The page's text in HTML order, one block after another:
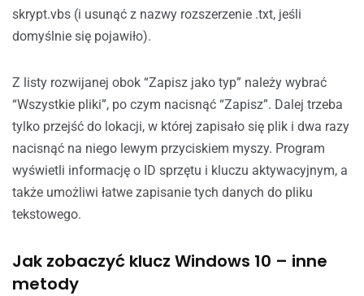
skrypt.vbs (i usunąć z nazwy rozszerzenie .txt, jeśli
domyślnie się pojawiło).
Z listy rozwijanej obok “Zapisz jako typ” należy wybrać
“Wszystkie pliki”, po czym nacisnąć “Zapisz”. Dalej trzeba
tylko przejść do lokacji, w której zapisało się plik i dwa razy
nacisnąć na niego lewym przyciskiem myszy. Program
wyświetli informację o ID sprzętu i kluczu aktywacyjnym, a
także umożliwi łatwe zapisanie tych danych do pliku
tekstowego.
Jak zobaczyć klucz Windows 10 – inne
metody